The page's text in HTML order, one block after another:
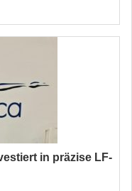
in präzise LF-